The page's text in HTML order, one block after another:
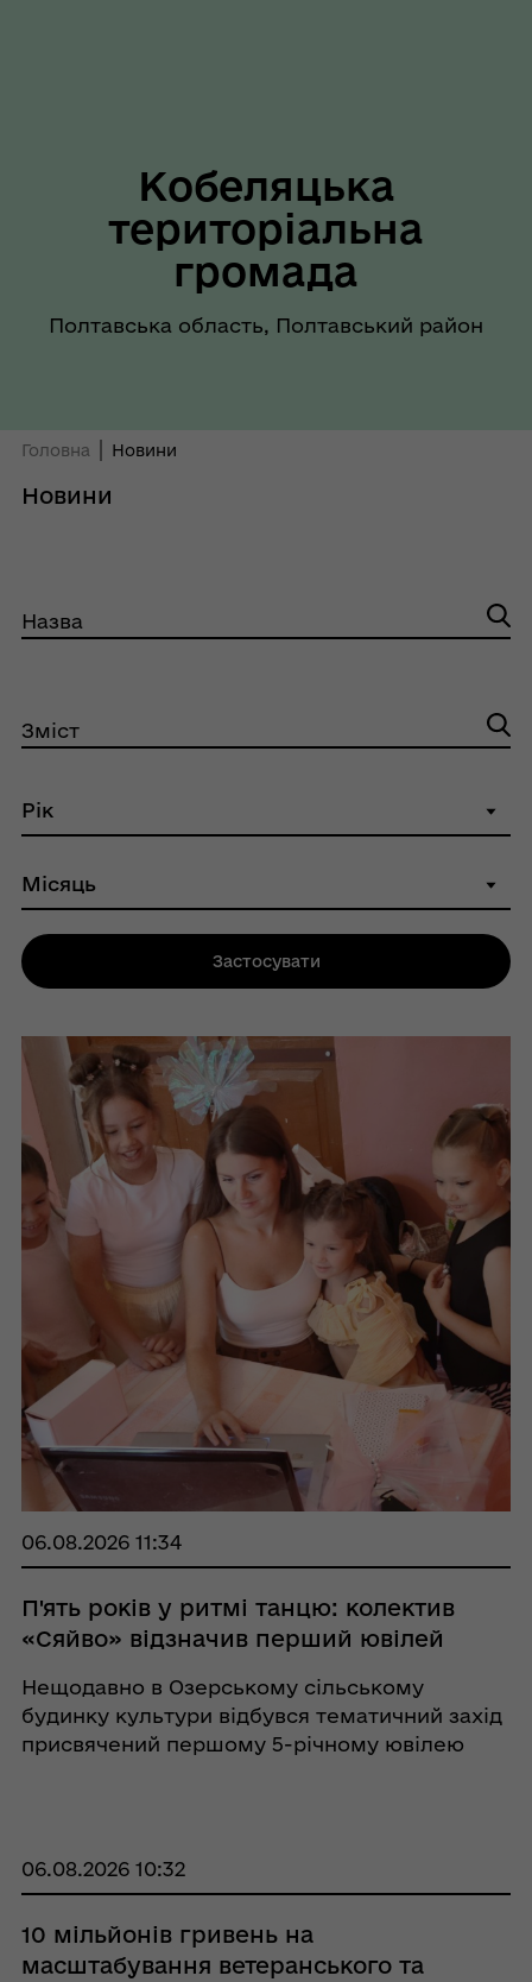
Кобеляцька
територіальна
громада
Полтавська область, Полтавський район
Головна Новини
Новини
06.08.2026 11:34
П'ять років у ритмі танцю: колектив
«Сяйво» відзначив перший ювілей
Нещодавно в Озерському сільському
будинку культури відбувся тематичний захід
присвячений першому 5-річному ювілею
06.08.2026 10:32
10 мільйонів гривень на
масштабування ветеранського та
Назва
Зміст
Застосувати